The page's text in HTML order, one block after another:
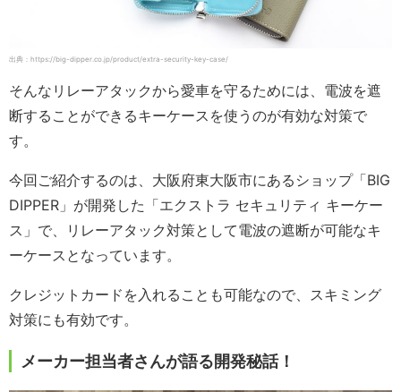
出典：https://big-dipper.co.jp/product/extra-security-key-case/
そんなリレーアタックから愛車を守るためには、電波を遮
断することができるキーケースを使うのが有効な対策で
す。
今回ご紹介するのは、大阪府東大阪市にあるショップ「BIG
DIPPER」が開発した「エクストラ セキュリティ キーケー
ス」で、リレーアタック対策として電波の遮断が可能なキ
ーケースとなっています。
クレジットカードを入れることも可能なので、スキミング
対策にも有効です。
メーカー担当者さんが語る開発秘話！